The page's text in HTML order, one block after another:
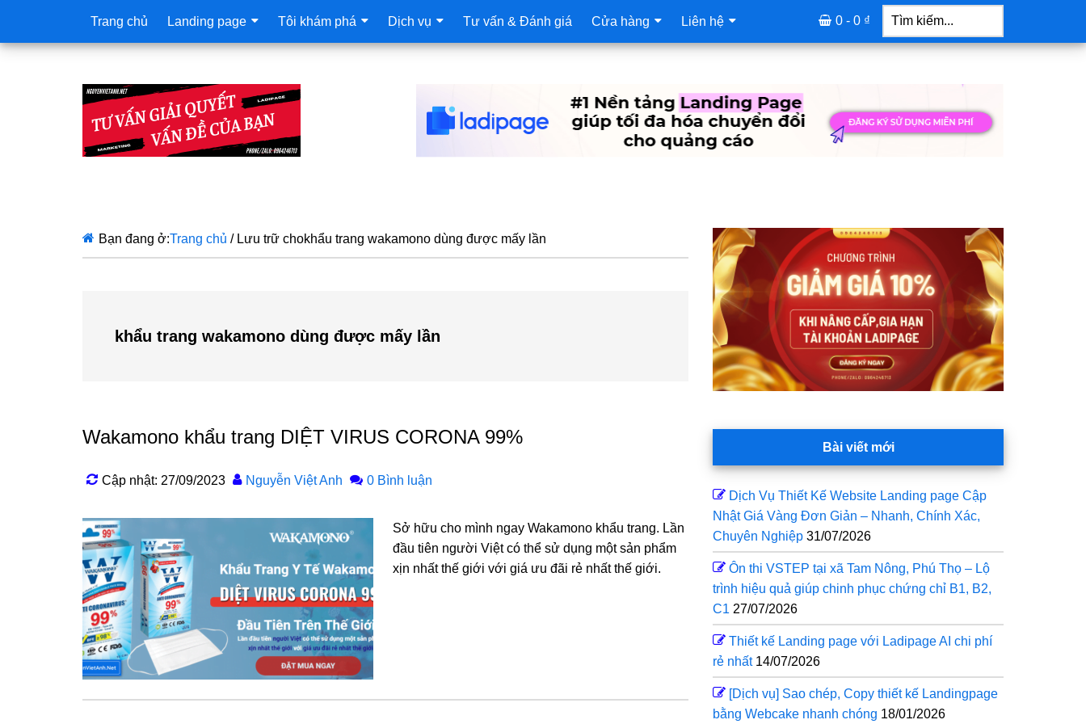
Trang chủ Landing page Tôi khám phá Dịch vụ Tư vấn & Đánh giá Cửa hàng Liên hệ
Tìm
kiếm...
0 - 0 ₫
Bạn đang ở:Trang chủ /Lưu trữ chokhẩu trang wakamono dùng được mấy lần
khẩu trang wakamono dùng được mấy lần
Wakamono khẩu trang DIỆT VIRUS CORONA 99%
Cập nhật: 27/09/2023 Nguyễn Việt Anh 0 Bình luận
Sở hữu cho mình ngay Wakamono khẩu trang. Lần
đầu tiên người Việt có thể sử dụng một sản phẩm
xịn nhất thế giới với giá ưu đãi rẻ nhất thế giới.
Sidebar
chính
Bài viết mới
Dịch Vụ Thiết Kế Website Landing page Cập
Nhật Giá Vàng Đơn Giản – Nhanh, Chính Xác,
Chuyên Nghiệp 31/07/2026
Ôn thi VSTEP tại xã Tam Nông, Phú Thọ – Lộ
trình hiệu quả giúp chinh phục chứng chỉ B1, B2,
C1 27/07/2026
Thiết kế Landing page với Ladipage AI chi phí
rẻ nhất 14/07/2026
[Dịch vụ] Sao chép, Copy thiết kế Landingpage
bằng Webcake nhanh chóng 18/01/2026